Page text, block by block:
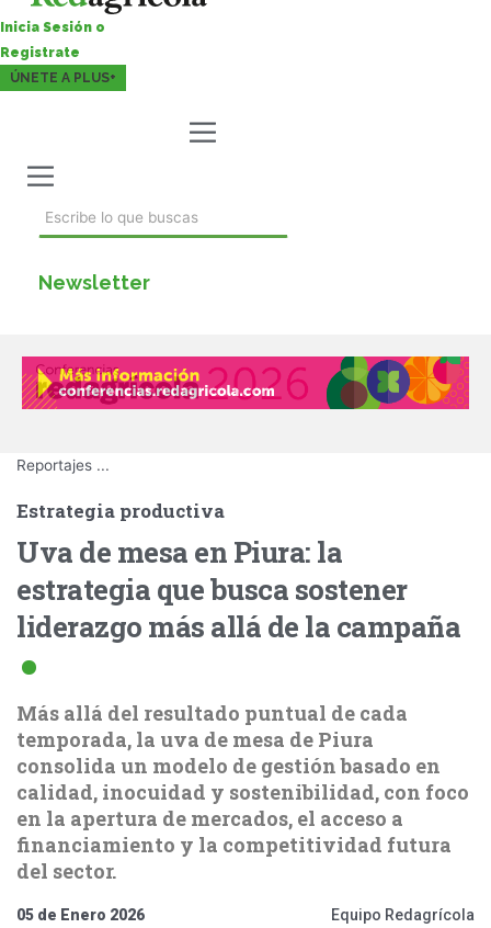
Inicia Sesión o
Registrate
ÚNETE A PLUS+
Newsletter
Reportajes ...
Estrategia productiva
Uva de mesa en Piura: la
estrategia que busca sostener
liderazgo más allá de la campaña
Más allá del resultado puntual de cada
temporada, la uva de mesa de Piura
consolida un modelo de gestión basado en
calidad, inocuidad y sostenibilidad, con foco
en la apertura de mercados, el acceso a
financiamiento y la competitividad futura
del sector.
05 de Enero 2026 Equipo Redagrícola